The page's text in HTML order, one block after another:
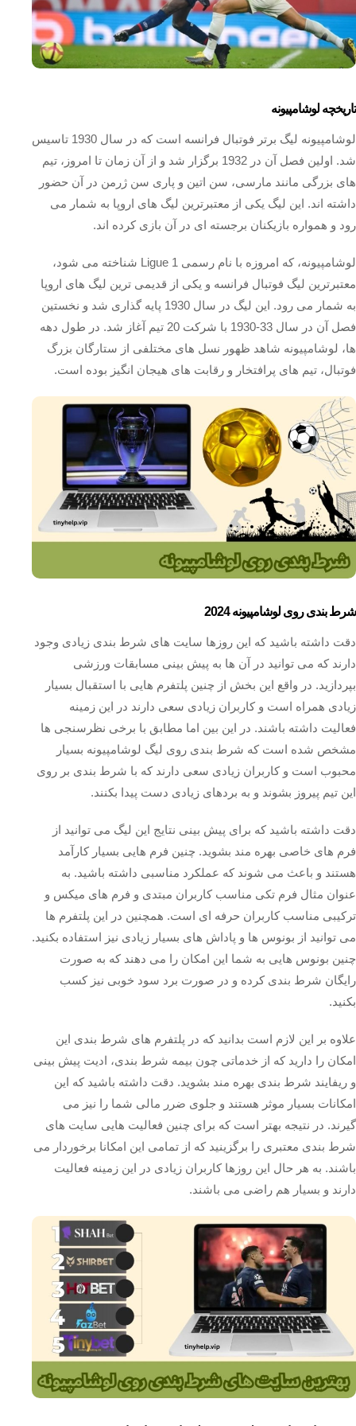
تاریخچه لوشامپیونه
لوشامپیونه لیگ برتر فوتبال فرانسه است که در سال 1930 تاسیس
شد. اولین فصل آن در 1932 برگزار شد و از آن زمان تا امروز، تیم
های بزرگی مانند مارسی، سن اتین و پاری سن ژرمن در آن حضور
داشته اند. این لیگ یکی از معتبرترین لیگ های اروپا به شمار می
رود و همواره بازیکنان برجسته ای در آن بازی کرده اند.
لوشامپیونه، که امروزه با نام رسمی Ligue 1 شناخته می‌ شود،
معتبرترین لیگ فوتبال فرانسه و یکی از قدیمی‌ ترین لیگ‌ های اروپا
به شمار می‌ رود. این لیگ در سال 1930 پایه‌ گذاری شد و نخستین
فصل آن در سال 33-1930 با شرکت 20 تیم آغاز شد. در طول دهه‌
ها، لوشامپیونه شاهد ظهور نسل‌ های مختلفی از ستارگان بزرگ
فوتبال، تیم‌ های پرافتخار و رقابت‌ های هیجان‌ انگیز بوده است.
شرط بندی روی لوشامپیونه 2024
دقت داشته باشید که این روزها سایت های شرط بندی زیادی وجود
دارند که می توانید در آن ها به پیش بینی مسابقات ورزشی
بپردازید. در واقع این بخش از چنین پلتفرم هایی با استقبال بسیار
زیادی همراه است و کاربران زیادی سعی دارند در این زمینه
فعالیت داشته باشند. در این بین اما مطابق با برخی نظرسنجی ها
مشخص شده است که شرط بندی روی لیگ لوشامپیونه بسیار
محبوب است و کاربران زیادی سعی دارند که با شرط بندی بر روی
این تیم پیروز بشوند و به بردهای زیادی دست پیدا بکنند.
دقت داشته باشید که برای پیش بینی نتایج این لیگ می توانید از
فرم های خاصی بهره مند بشوید. چنین فرم هایی بسیار کارآمد
هستند و باعث می شوند که عملکرد مناسبی داشته باشید. به
عنوان مثال فرم تکی مناسب کاربران مبتدی و فرم های میکس و
ترکیبی مناسب کاربران حرفه ای است. همچنین در این پلتفرم ها
می توانید از بونوس ها و پاداش های بسیار زیادی نیز استفاده بکنید.
چنین بونوس هایی به شما این امکان را می دهند که به صورت
رایگان شرط بندی کرده و در صورت برد سود خوبی نیز کسب
بکنید.
علاوه بر این لازم است بدانید که در پلتفرم های شرط بندی این
امکان را دارید که از خدماتی چون بیمه شرط بندی، ادیت پیش بینی
و ریفایند شرط بندی بهره مند بشوید. دقت داشته باشید که این
امکانات بسیار موثر هستند و جلوی ضرر مالی شما را نیز می
گیرند. در نتیجه بهتر است که برای چنین فعالیت هایی سایت های
شرط بندی معتبری را برگزینید که از تمامی این امکانا برخوردار می
باشند. به هر حال این روزها کاربران زیادی در این زمینه فعالیت
دارند و بسیار هم راضی می باشند.